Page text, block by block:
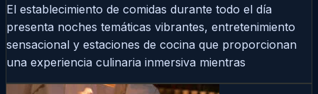
El establecimiento de comidas durante todo el día
presenta noches temáticas vibrantes, entretenimiento
sensacional y estaciones de cocina que proporcionan
una experiencia culinaria inmersiva mientras